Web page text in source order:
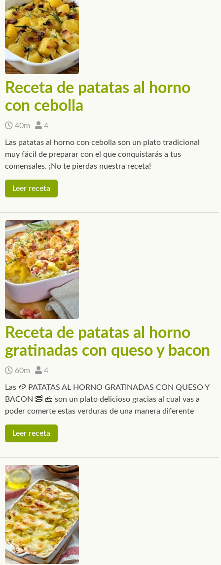
Receta de patatas al horno
con cebolla
40m 4
Las patatas al horno con cebolla son un plato tradicional
muy fácil de preparar con el que conquistarás a tus
comensales. ¡No te pierdas nuestra receta!
Leer receta
Receta de patatas al horno
gratinadas con queso y bacon
60m 4
Las 🥔 PATATAS AL HORNO GRATINADAS CON QUESO Y
BACON 🥓 🧀 son un plato delicioso gracias al cual vas a
poder comerte estas verduras de una manera diferente
Leer receta